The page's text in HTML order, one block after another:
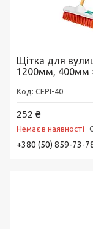
Щітка для
1200мм, 400мм
CEPI-40
252 ₴
Немає в наявності
+380 (50) 859-73-